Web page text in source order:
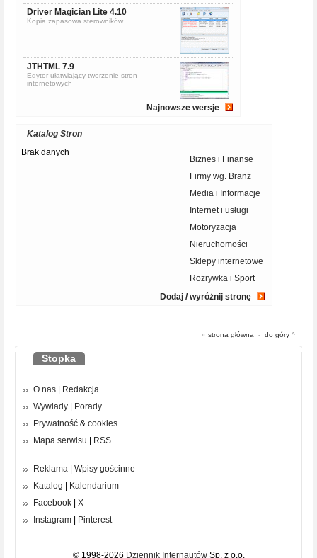
Driver Magician Lite 4.10
Kopia zapasowa sterowników.
JTHTML 7.9
Edytor ułatwiający tworzenie stron
internetowych
Najnowsze wersje
Katalog Stron
Brak danych
Biznes i Finanse
Firmy wg. Branż
Media i Informacje
Internet i usługi
Motoryzacja
Nieruchomości
Sklepy internetowe
Rozrywka i Sport
Dodaj / wyróżnij stronę
« strona główna - do góry ^
Stopka
O nas | Redakcja
Wywiady | Porady
Prywatność & cookies
Mapa serwisu | RSS
Reklama | Wpisy gościnne
Katalog | Kalendarium
Facebook | X
Instagram | Pinterest
© 1998-2026 Dziennik InternautówSp. z o.o.